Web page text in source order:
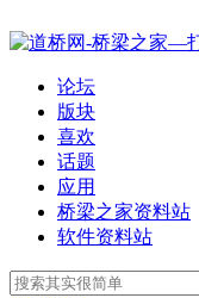
论坛
版块
喜欢
话题
应用
桥梁之家资料站
软件资料站